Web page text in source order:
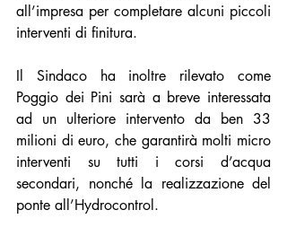
all’impresa per completare alcuni piccoli
interventi di finitura.
Il Sindaco ha inoltre rilevato come
Poggio dei Pini sarà a breve interessata
ad un ulteriore intervento da ben 33
milioni di euro, che garantirà molti micro
interventi su tutti i corsi d’acqua
secondari, nonché la realizzazione del
ponte all’Hydrocontrol.